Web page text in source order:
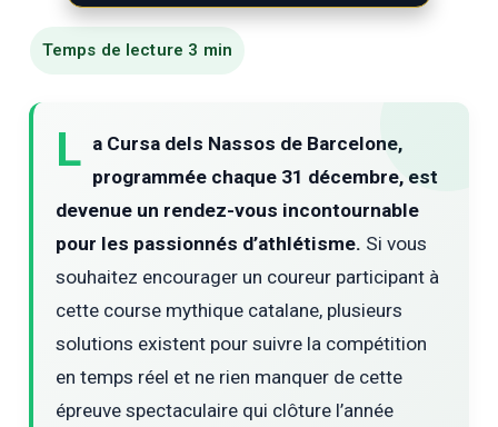
L a Cursa dels Nassos de Barcelone,
programmée chaque 31 décembre, est
devenue un rendez-vous incontournable
pour les passionnés d’athlétisme. Si vous
souhaitez encourager un coureur participant à
cette course mythique catalane, plusieurs
solutions existent pour suivre la compétition
en temps réel et ne rien manquer de cette
épreuve spectaculaire qui clôture l’année